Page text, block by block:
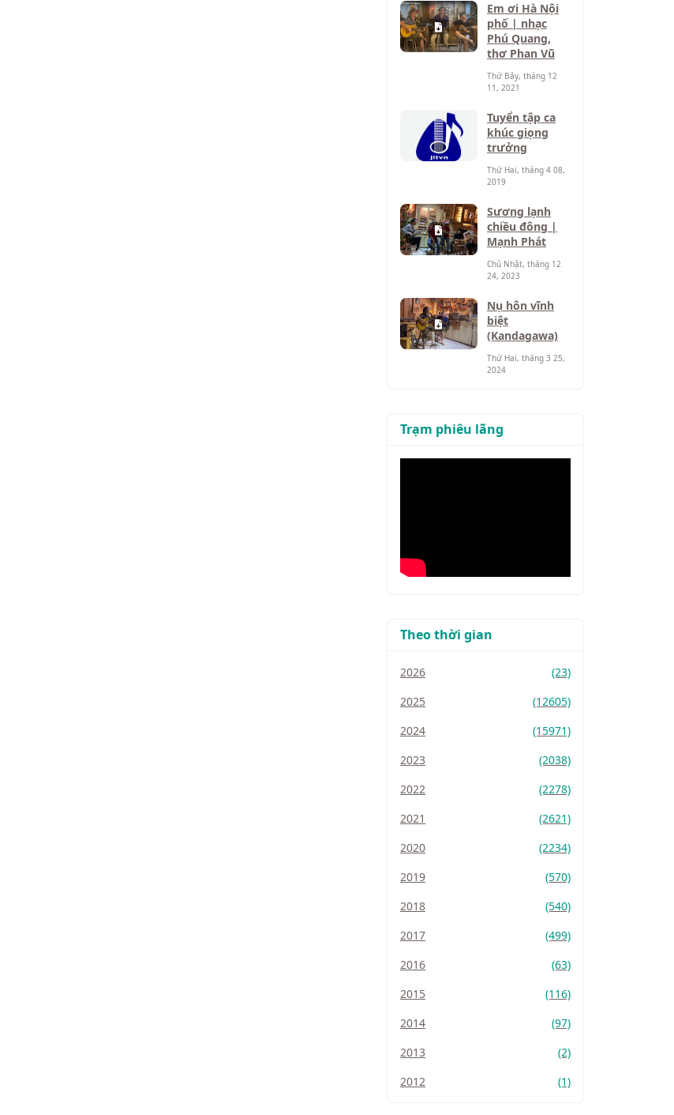
Em ơi Hà Nội
phố | nhạc
Phú Quang,
thơ Phan Vũ
Thứ Bảy, tháng 12
11, 2021
Tuyển tập ca
khúc giọng
trưởng
Thứ Hai, tháng 4 08,
2019
Sương lạnh
chiều đông |
Mạnh Phát
Chủ Nhật, tháng 12
24, 2023
Nụ hôn vĩnh
biệt
(Kandagawa)
Thứ Hai, tháng 3 25,
2024
Trạm phiêu lãng
Theo thời gian
2026
(23)
2025
(12605)
2024
(15971)
2023
(2038)
2022
(2278)
2021
(2621)
2020
(2234)
2019
(570)
2018
(540)
2017
(499)
2016
(63)
2015
(116)
2014
(97)
2013
(2)
2012
(1)